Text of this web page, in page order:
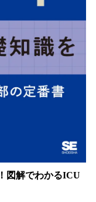
図解でわかるICU